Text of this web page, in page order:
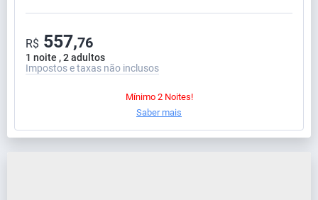
1 noite , 2 adultos
R$ 557,76
Impostos e taxas não inclusos
Mínimo 2 Noites!
Saber mais